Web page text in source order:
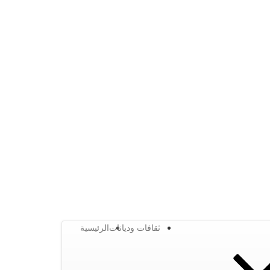
الرئيسيةثقافات وديانات